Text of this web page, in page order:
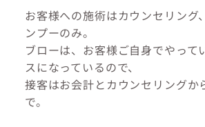
お客様への施術はカウンセリング
ンプーのみ。
ブローは、お客様ご自身でやって
スになっているので、
接客はお会計とカウンセリングか
で。